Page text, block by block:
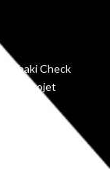
Balobaki Check
est le projet
éditorial du